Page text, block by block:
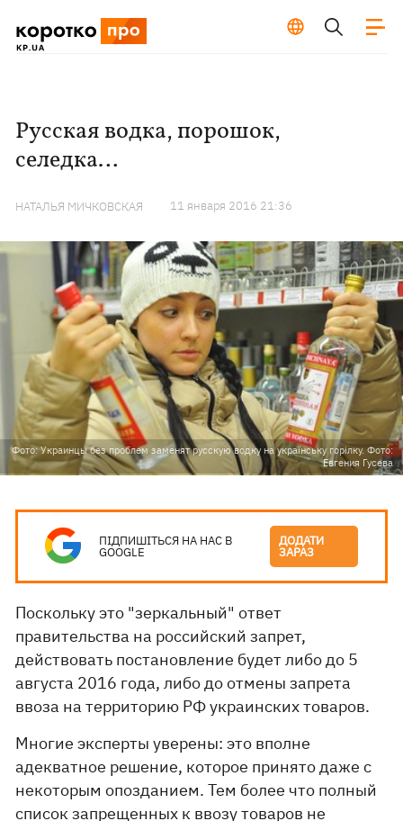
Русская водка, порошок,
селедка…
НАТАЛЬЯ МИЧКОВСКАЯ 11 января 2016 21:36
Фото: Украинцы без проблем заменят русскую водку на українську горілку. Фото:
Евгения Гусева
ПІДПИШІТЬСЯ НА НАС В
GOOGLE
ДОДАТИ
ЗАРАЗ
Поскольку это "зеркальный" ответ
правительства на российский запрет,
действовать постановление будет либо до 5
августа 2016 года, либо до отмены запрета
ввоза на территорию РФ украинских товаров.
Многие эксперты уверены: это вполне
адекватное решение, которое принято даже с
некоторым опозданием. Тем более что полный
список запрещенных к ввозу товаров не